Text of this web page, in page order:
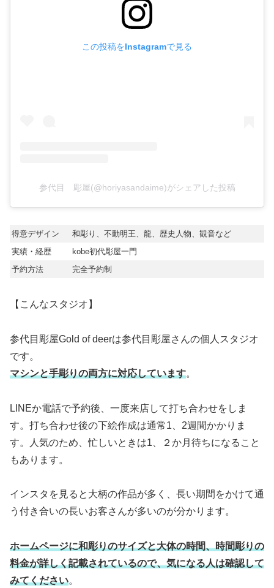
この投稿をInstagramで見る
参代目 彫屋(@horiyasandaime)がシェアした投稿
得意デザイン
和彫り、不動明王、龍、歴史人物、観音など
実績・経歴
kobe初代彫屋一門
予約方法
完全予約制
【こんなスタジオ】
参代目彫屋Gold of deerは参代目彫屋さんの個人スタジオ
です。
マシンと手彫りの両方に対応しています。
LINEか電話で予約後、一度来店して打ち合わせをしま
す。打ち合わせ後の下絵作成は通常1、2週間かかりま
す。人気のため、忙しいときは1、２か月待ちになること
もあります。
インスタを見ると大柄の作品が多く、長い期間をかけて通
う付き合いの長いお客さんが多いのが分かります。
ホームページに和彫りのサイズと大体の時間、時間彫りの
料金が詳しく記載されているので、気になる人は確認して
みてください。